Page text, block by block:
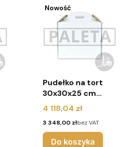
Nowość
Pudełko na tort
30x30x25 cm
(paleta 1200 szt.)
Cena
4 118,04 zł
Cena
3 348,00 złbez VAT
Do koszyka